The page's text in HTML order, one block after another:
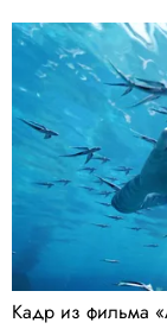
Кадр из фильма